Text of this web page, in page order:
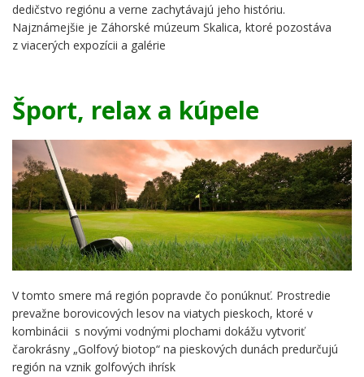
dedičstvo regiónu a verne zachytávajú jeho históriu.
Najznámejšie je Záhorské múzeum Skalica, ktoré pozostáva
z viacerých expozícii a galérie
Šport, relax a kúpele
V tomto smere má región popravde čo ponúknuť. Prostredie
prevažne borovicových lesov na viatych pieskoch, ktoré v
kombinácii s novými vodnými plochami dokážu vytvoriť
čarokrásny „Golfový biotop“ na pieskových dunách predurčujú
región na vznik golfových ihrísk